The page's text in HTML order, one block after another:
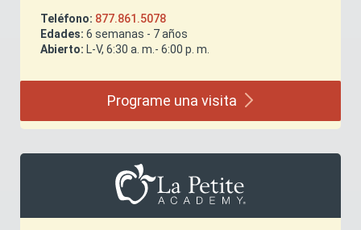
Teléfono: 877.861.5078
Edades: 6 semanas - 7 años
Abierto: L-V, 6:30 a. m.- 6:00 p. m.
Programe una visita